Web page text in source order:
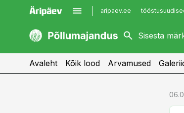
aripaev.ee
kaubandus.ee
kinnisvarauudised.ee
Avaleht Kõik lood Arvamused